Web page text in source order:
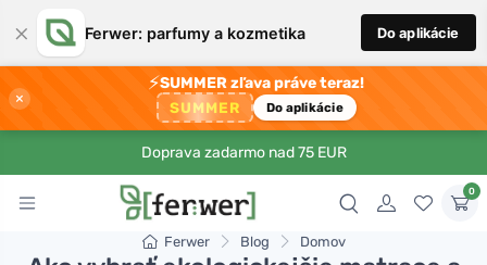
× Ferwer: parfumy a kozmetika Do aplikácie
×
⚡SUMMER zľava práve teraz!
SUMMER Do aplikácie
Doprava zadarmo nad 75 EUR
0
Ferwer Blog Domov